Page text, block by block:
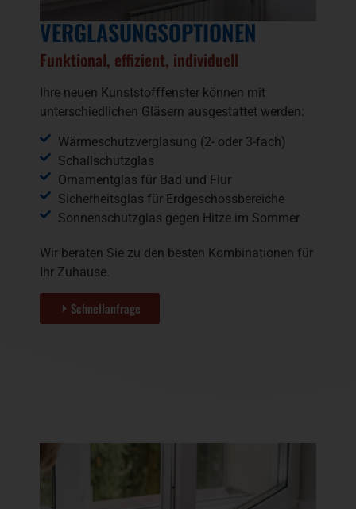
VERGLASUNGSOPTIONEN
Funktional, effizient, individuell
Ihre neuen Kunststofffenster können mit
unterschiedlichen Gläsern ausgestattet werden:
Wärmeschutzverglasung (2- oder 3-fach)
Schallschutzglas
Ornamentglas für Bad und Flur
Sicherheitsglas für Erdgeschossbereiche
Sonnenschutzglas gegen Hitze im Sommer
Wir beraten Sie zu den besten Kombinationen für
Ihr Zuhause.
Schnellanfrage